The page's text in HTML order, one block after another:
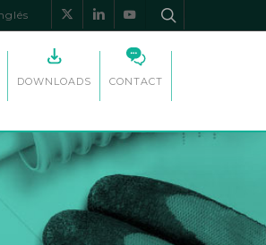
x-
linkedinyoutube
DOWNLOADS CONTACT